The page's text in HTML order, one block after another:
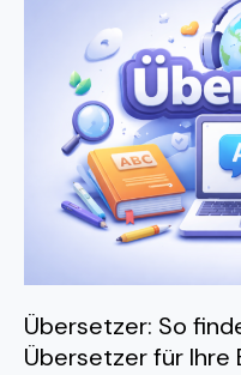
Übersetzer: So
Übersetzer für Ihre
besten
Übersetzer